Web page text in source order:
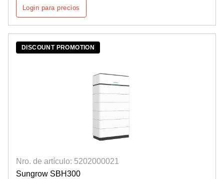
Login para precios
DISCOUNT PROMOTION
Nro. de artículo: 5202000021
Sungrow SBH300